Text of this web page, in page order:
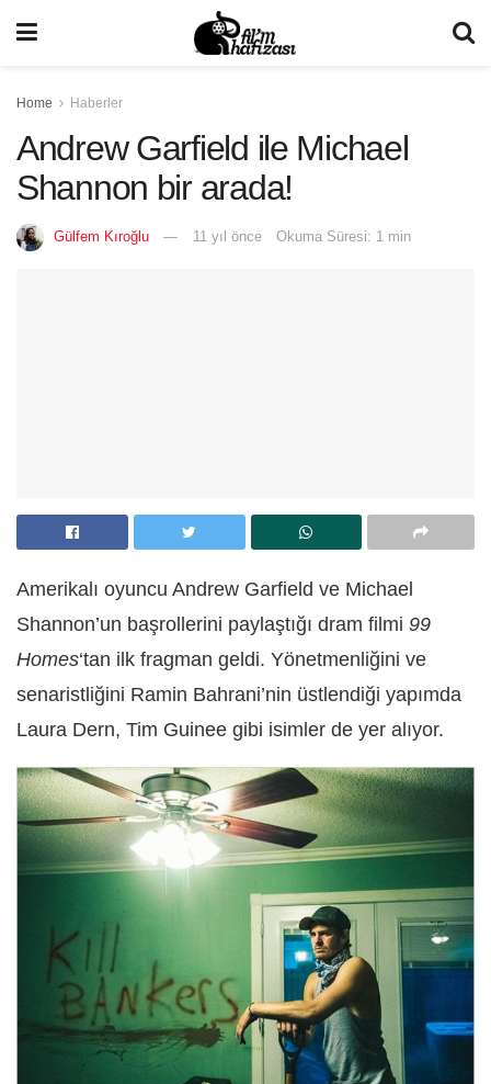
Home Haberler
Andrew Garfield ile Michael
Shannon bir arada!
Gülfem Kıroğlu 11 yıl önce Okuma Süresi: 1 min
Amerikalı oyuncu Andrew Garfield ve Michael
Shannon’un başrollerini paylaştığı dram filmi 99
Homes‘tan ilk fragman geldi. Yönetmenliğini ve
senaristliğini Ramin Bahrani’nin üstlendiği yapımda
Laura Dern, Tim Guinee gibi isimler de yer alıyor.